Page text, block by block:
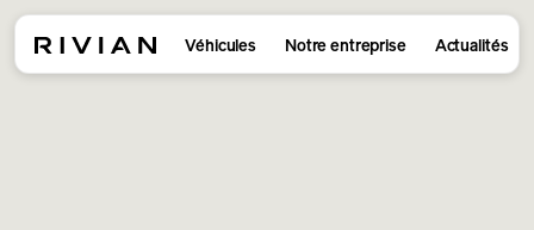
Véhicules Notre entreprise Actualités